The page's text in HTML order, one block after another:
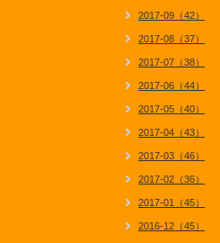
2017-09（42）
2017-08（37）
2017-07（38）
2017-06（44）
2017-05（40）
2017-04（43）
2017-03（46）
2017-02（36）
2017-01（45）
2016-12（45）